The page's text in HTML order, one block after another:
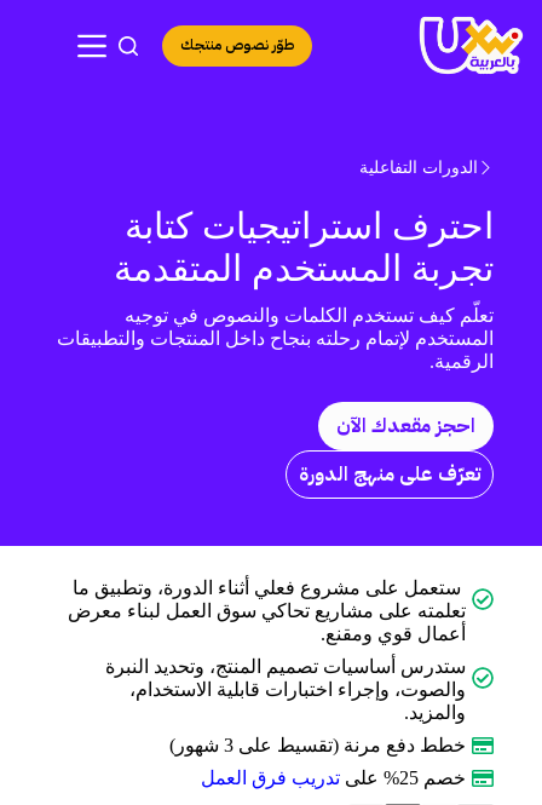
إلى
المحتوى
طوّر نصوص منتجك
الدورات التفاعلية
احترف استراتيجيات كتابة
تجربة المستخدم المتقدمة
تعلّم كيف تستخدم الكلمات والنصوص في توجيه
المستخدم لإتمام رحلته بنجاح داخل المنتجات والتطبيقات
الرقمية.
احجز مقعدك الآن
تعرّف على منهج الدورة
ستعمل على مشروع فعلي أثناء الدورة، وتطبيق ما
تعلمته على مشاريع تحاكي سوق العمل لبناء معرض
أعمال قوي ومقنع.
ستدرس أساسيات تصميم المنتج، وتحديد النبرة
والصوت، وإجراء اختبارات قابلية الاستخدام،
والمزيد.
خطط دفع مرنة (تقسيط على 3 شهور)
خصم 25% على
تدريب فرق العمل